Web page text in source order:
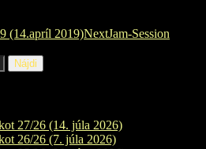
(14.apríl 2019)NextJam-Session
27/26 (14. júla 2026)
26/26 (7. júla 2026)